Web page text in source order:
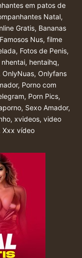
em patos de
Natal,
Gratis, Bananas
Famosos Nus, filme
, Fotos de Penis,
nhentai, hentaihq,
OnlyNuas, Onlyfans
, Porno com
, Porn Pics,
, Sexo Amador,
, xvideos, video
Xxx vídeo